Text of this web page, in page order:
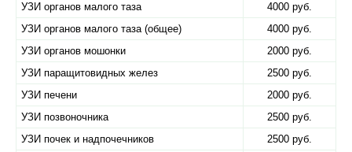
УЗИ органов малого таза
4000 руб.
УЗИ органов малого таза (общее)
4000 руб.
УЗИ органов мошонки
2000 руб.
УЗИ паращитовидных желез
2500 руб.
УЗИ печени
2000 руб.
УЗИ позвоночника
2500 руб.
УЗИ почек и надпочечников
2500 руб.